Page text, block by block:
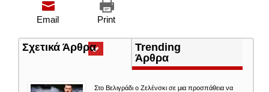
Print
Email
Σχετικά Άρθρα(ενεργή
καρτέλα)
Trending
Άρθρα
Στο Βελιγράδι ο Ζελένσκι σε μια προσπάθεια να